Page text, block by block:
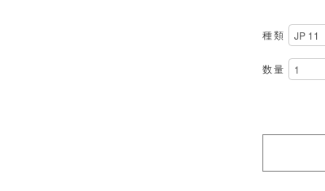
種類
数量